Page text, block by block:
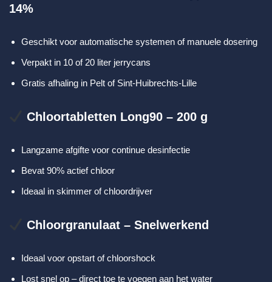
14%
Geschikt voor automatische systemen of manuele dosering
Verpakt in 10 of 20 liter jerrycans
Gratis afhaling in Pelt of Sint-Huibrechts-Lille
Chloortabletten Long90 – 200 g
Langzame afgifte voor continue desinfectie
Bevat 90% actief chloor
Ideaal in skimmer of chloordrijver
Chloorgranulaat – Snelwerkend
Ideaal voor opstart of chloorshock
Lost snel op – direct toe te voegen aan het water